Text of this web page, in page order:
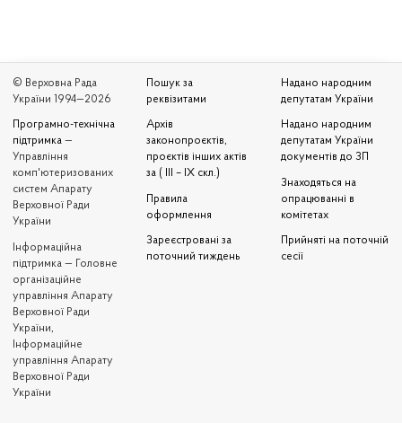
© Верховна Рада
України 1994—2026
Програмно-технічна
підтримка —
Управління
комп'ютеризованих
систем Апарату
Верховної Ради
України
Iнформаційна
підтримка — Головне
організаційне
управління Апарату
Верховної Ради
України,
Інформаційне
управління Апарату
Верховної Ради
України
Пошук за
реквізитами
Архів
законопроєктів,
проєктів інших актів
за ( III – IX скл.)
Правила
оформлення
Зареєстровані за
поточний тиждень
Надано народним
депутатам України
Надано народним
депутатам України
документів до ЗП
Знаходяться на
опрацюванні в
комітетах
Прийняті на поточній
сесії